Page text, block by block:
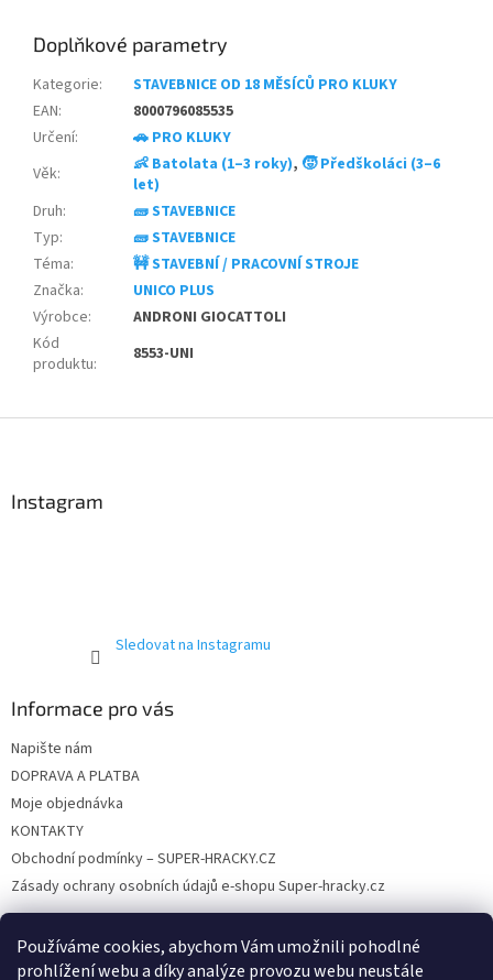
Používáme cookies, abychom Vám umožnili pohodlné
prohlížení webu a díky analýze provozu webu neustále
Doplňkové parametry
Kategorie:
STAVEBNICE OD 18 MĚSÍCŮ PRO KLUKY
EAN:
8000796085535
Určení:
🚗 PRO KLUKY
Věk: 👶 Batolata (1–3 roky), 🧒 Předškoláci (3–6
let)
Druh:
🧱 STAVEBNICE
Typ:
🧱 STAVEBNICE
Téma:
🚧 STAVEBNÍ / PRACOVNÍ STROJE
Značka:
UNICO PLUS
Výrobce:
ANDRONI GIOCATTOLI
Kód
produktu: 8553-UNI
Instagram
Sledovat na Instagramu
Informace pro vás
Napište nám
DOPRAVA A PLATBA
Moje objednávka
KONTAKTY
Obchodní podmínky – SUPER-HRACKY.CZ
Zásady ochrany osobních údajů e-shopu Super-hracky.cz
Instagram